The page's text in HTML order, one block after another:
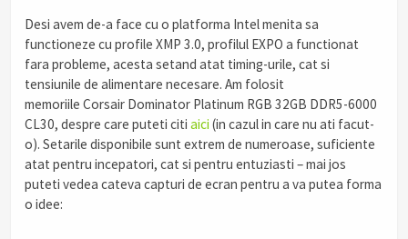
Desi avem de-a face cu o platforma Intel menita sa
functioneze cu profile XMP 3.0, profilul EXPO a functionat
fara probleme, acesta setand atat timing-urile, cat si
tensiunile de alimentare necesare. Am folosit
memoriile Corsair Dominator Platinum RGB 32GB DDR5-6000
CL30, despre care puteti citi aici (in cazul in care nu ati facut-
o). Setarile disponibile sunt extrem de numeroase, suficiente
atat pentru incepatori, cat si pentru entuziasti – mai jos
puteti vedea cateva capturi de ecran pentru a va putea forma
o idee: